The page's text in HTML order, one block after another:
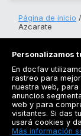
Página de inicio
Azcarate
Docfav
Personalizamos
En docfav
rastreo para
nuestra web,
anuncios
web y para
visitantes. Si das
usará cookies y
Más información